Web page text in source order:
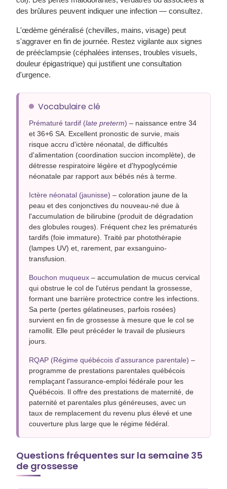
des brûlures peuvent indiquer une infection — consultez.
L'œdème généralisé (chevilles, mains, visage) peut
s'aggraver en fin de journée. Restez vigilante aux signes
de prééclampsie (céphalées intenses, troubles visuels,
douleur épigastrique) qui justifient une consultation
d'urgence.
Vocabulaire clé
Prématuré tardif (late preterm) – naissance entre 34
et 36+6 SA. Excellent pronostic de survie, mais
risque accru d'ictère néonatal, de difficultés
d'alimentation (coordination succion incomplète), de
détresse respiratoire légère et d'hypoglycémie
néonatale par rapport aux bébés nés à terme.
Ictère néonatal (jaunisse) – coloration jaune de la
peau et des conjonctives du nouveau-né due à
l'accumulation de bilirubine (produit de dégradation
des globules rouges). Fréquent chez les prématurés
tardifs (foie immature). Traité par photothérapie
(lampes UV) et, rarement, par exsanguino-
transfusion.
Bouchon muqueux – accumulation de mucus cervical
qui obstrue le col de l'utérus pendant la grossesse,
formant une barrière protectrice contre les infections.
Sa perte (pertes gélatineuses, parfois rosées)
survient en fin de grossesse à mesure que le col se
ramollit. Elle peut précéder le travail de plusieurs
jours.
RQAP (Régime québécois d'assurance parentale) –
programme de prestations parentales québécois
remplaçant l'assurance-emploi fédérale pour les
Québécois. Il offre des prestations de maternité, de
paternité et parentales plus généreuses, avec un
taux de remplacement du revenu plus élevé et une
couverture plus large que le régime fédéral.
Questions fréquentes sur la semaine 35
de grossesse